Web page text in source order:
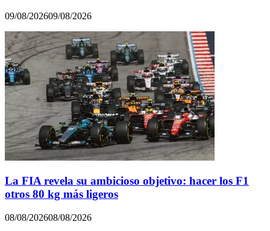
09/08/202609/08/2026
La FIA revela su ambicioso objetivo: hacer los F1
otros 80 kg más ligeros
08/08/202608/08/2026